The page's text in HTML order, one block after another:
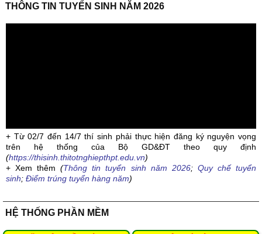
THÔNG TIN TUYỂN SINH NĂM 2026
+ Từ 02/7 đến 14/7 thí sinh phải thực hiện đăng ký nguyện vọng
trên hệ thống của Bộ GD&ĐT theo quy định
(https://thisinh.thitotnghiepthpt.edu.vn)
+ Xem thêm(Thông tin tuyển sinh năm 2026; Quy chế tuyển
sinh; Điểm trúng tuyển hàng năm)
HỆ THỐNG PHẦN MỀM